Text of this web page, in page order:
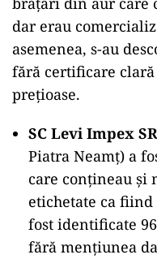
dar erau
asemenea, s-au
fără certificare
prețioase.
SC Levi Impex
Piatra Neamț) a
care conțineau și
etichetate ca fiind
fost identificate
fără mențiunea